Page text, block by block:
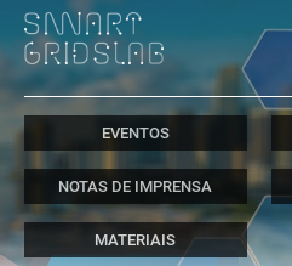
EVENTOS
NOTAS DE IMPRENSA
MATERIAIS